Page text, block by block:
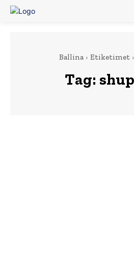
Ballina Etiketimet
Tag: